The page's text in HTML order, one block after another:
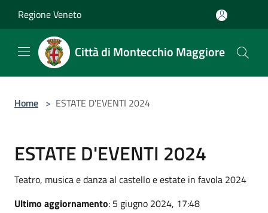
Regione Veneto
Città di Montecchio Maggiore
Home > ESTATE D'EVENTI 2024
ESTATE D'EVENTI 2024
Teatro, musica e danza al castello e estate in favola 2024
Ultimo aggiornamento: 5 giugno 2024, 17:48